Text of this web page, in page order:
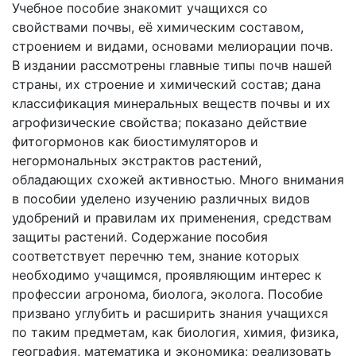
Учебное пособие знакомит учащихся со
свойствами почвы, её химическим составом,
строением и видами, основами мелиорации почв.
В издании рассмотрены главные типы почв нашей
страны, их строение и химический состав; дана
классификация минеральных веществ почвы и их
агрофизические свойства; показано действие
фитогормонов как биостимуляторов и
негормональных экстрактов растений,
обладающих схожей активностью. Много внимания
в пособии уделено изучению различных видов
удобрений и правилам их применения, средствам
защиты растений. Содержание пособия
соответствует перечню тем, знание которых
необходимо учащимся, проявляющим интерес к
профессии агронома, биолога, эколога. Пособие
призвано углубить и расширить знания учащихся
по таким предметам, как биология, химия, физика,
география, математика и экономика; реализовать